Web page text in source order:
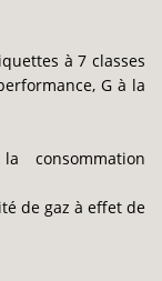
à 7 classes
G à la
consommation
de gaz à effet de